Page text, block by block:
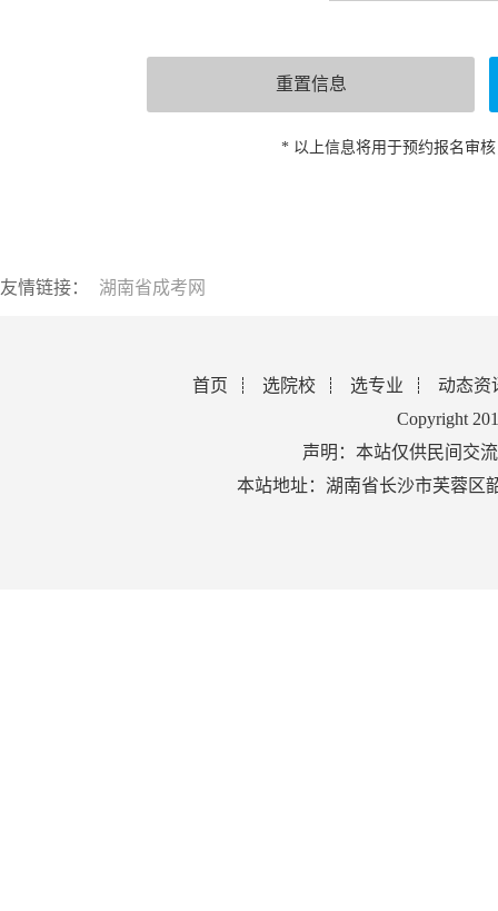
* 以上信息将用于预约报名审
友情链接： 湖南省成考网
首页 选院校 选专业
动态资
Copyright
声明：本站仅供民间交
本站地址：湖南省长沙市芙蓉区